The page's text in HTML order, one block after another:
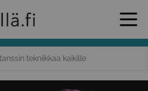
tekniikkaa kaikille